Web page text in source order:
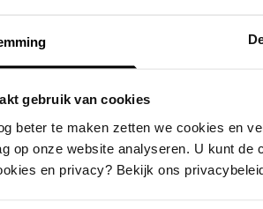
gebruik van cookies
beter te maken zetten we cookies en
op onze website analyseren. U kunt
en privacy? Bekijk ons